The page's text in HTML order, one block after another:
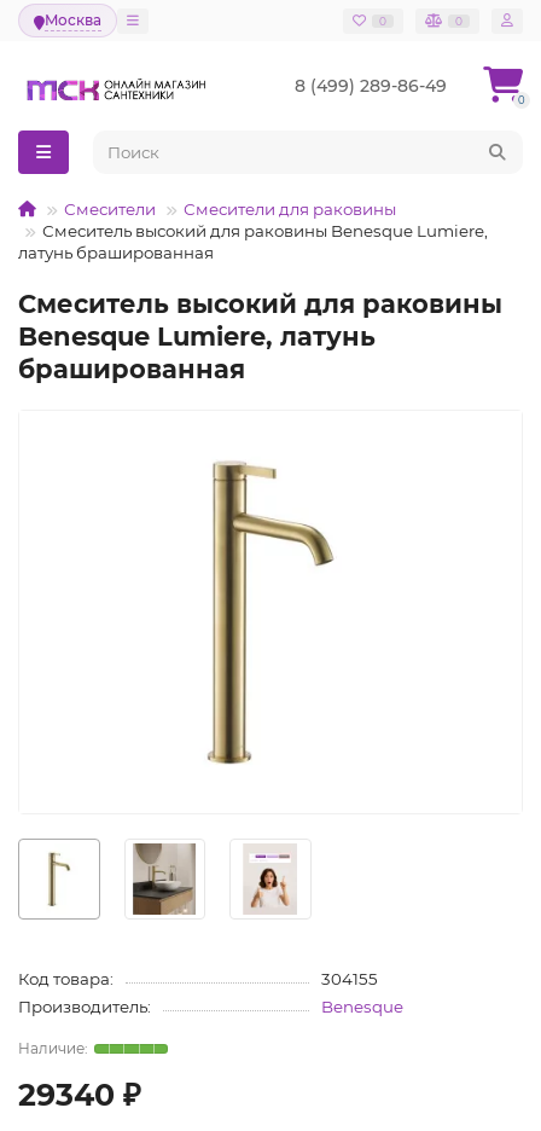
Москва 0 0
8 (499) 289-86-49
0
Смесители
Смесители для раковины
Смеситель высокий для раковины Benesque Lumiere,
латунь брашированная
Смеситель высокий для раковины
Benesque Lumiere, латунь
брашированная
Код товара:
304155
Производитель:
Benesque
29340 ₽